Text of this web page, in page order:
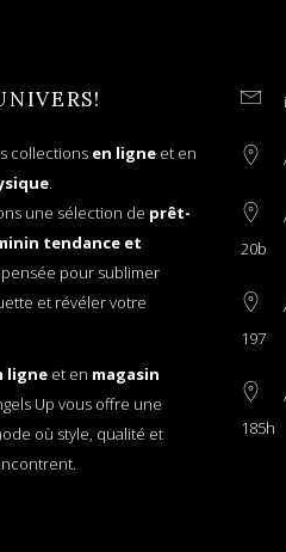
collections en ligne et en
.
une sélection de prêt-
tendance et
pensée pour sublimer
et révéler votre
ligne et en magasin
Up vous offre une
où style, qualité et
20b
197
185h